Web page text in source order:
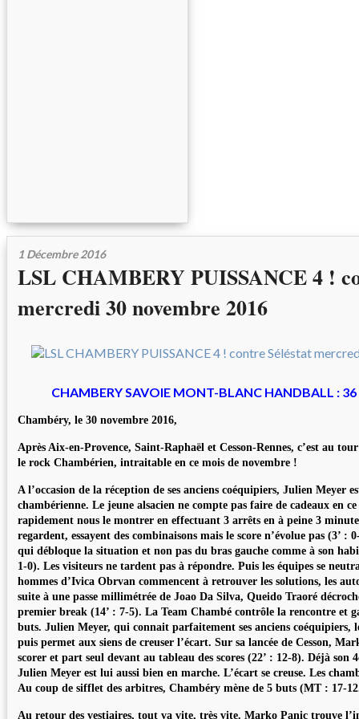
1 Décembre 2016
LSL CHAMBERY PUISSANCE 4 !
mercredi 30 novembre 2016
CHAMBERY SAVOIE MONT-BLANC HANDBALL : 36
Chambéry, le 30 novembre 2016,
Après Aix-en-Provence, Saint-Raphaël et Cesson-Rennes, c’est au
le rock Chambérien, intraitable en ce mois de novembre !
A l’occasion de la réception de ses anciens coéquipiers, Julien Meyer
chambérienne. Le jeune alsacien ne compte pas faire de cadeaux en
rapidement nous le montrer en effectuant 3 arrêts en à peine 3
regardent, essayent des combinaisons mais le score n’évolue pas (3’ :
qui débloque la situation et non pas du bras gauche comme à son
1-0). Les visiteurs ne tardent pas à répondre. Puis les équipes se
hommes d’Ivica Obrvan commencent à retrouver les solutions, les
suite à une passe millimétrée de Joao Da Silva, Queido Traoré
premier break (14’ : 7-5). La Team Chambé contrôle la rencontre et
buts. Julien Meyer, qui connait parfaitement ses anciens coéquipiers,
puis permet aux siens de creuser l’écart. Sur sa lancée de Cesson,
scorer et part seul devant au tableau des scores (22’ : 12-8). Déjà son
Julien Meyer est lui aussi bien en marche. L’écart se creuse. Les
Au coup de sifflet des arbitres, Chambéry mène de 5 buts (MT : 17-
Au retour des vestiaires, tout va vite, très vite. Marko Panic trouve